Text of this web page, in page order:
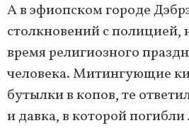
А в эфиопском городе
столкновений с полицией,
время религиозного
человека. Митингующие
бутылки в копов, те
и давка, в которой